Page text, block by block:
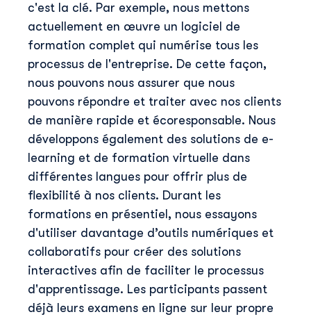
c'est la clé. Par exemple, nous mettons
actuellement en œuvre un logiciel de
formation complet qui numérise tous les
processus de l'entreprise. De cette façon,
nous pouvons nous assurer que nous
pouvons répondre et traiter avec nos clients
de manière rapide et écoresponsable. Nous
développons également des solutions de e-
learning et de formation virtuelle dans
différentes langues pour offrir plus de
flexibilité à nos clients. Durant les
formations en présentiel, nous essayons
d'utiliser davantage d’outils numériques et
collaboratifs pour créer des solutions
interactives afin de faciliter le processus
d'apprentissage. Les participants passent
déjà leurs examens en ligne sur leur propre